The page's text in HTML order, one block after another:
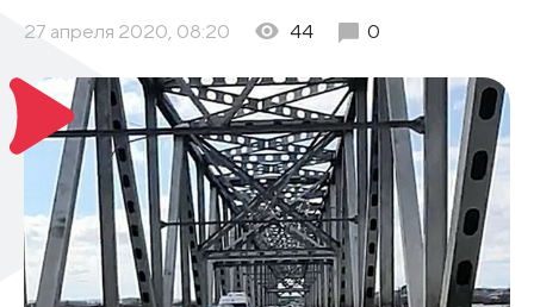
27 апреля 2020, 08:20 44 0